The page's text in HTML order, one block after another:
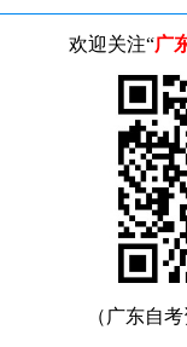
欢迎关注“广
（广东自